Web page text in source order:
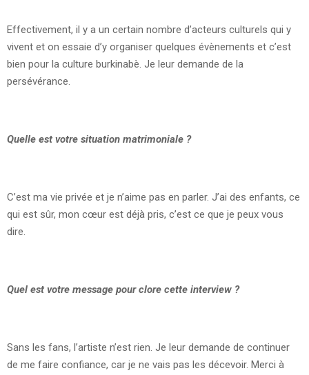
Effectivement, il y a un certain nombre d’acteurs culturels qui y
vivent et on essaie d’y organiser quelques évènements et c’est
bien pour la culture burkinabè. Je leur demande de la
persévérance.
Quelle est votre situation matrimoniale ?
C’est ma vie privée et je n’aime pas en parler. J’ai des enfants, ce
qui est sûr, mon cœur est déjà pris, c’est ce que je peux vous
dire.
Quel est votre message pour clore cette interview ?
Sans les fans, l’artiste n’est rien. Je leur demande de continuer
de me faire confiance, car je ne vais pas les décevoir. Merci à